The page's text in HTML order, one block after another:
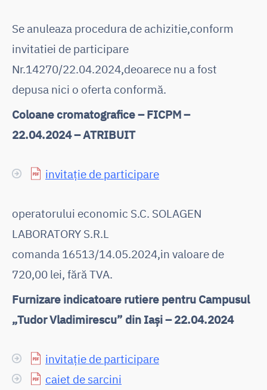
Se anuleaza procedura de achizitie,conform
invitatiei de participare
Nr.14270/22.04.2024,deoarece nu a fost
depusa nici o oferta conformă.
Coloane cromatografice – FICPM –
22.04.2024 – ATRIBUIT
invitație de participare
operatorului economic S.C. SOLAGEN
LABORATORY S.R.L
comanda 16513/14.05.2024,in valoare de
720,00 lei, fără TVA.
Furnizare indicatoare rutiere pentru Campusul
„Tudor Vladimirescu” din Iași – 22.04.2024
invitație de participare
caiet de sarcini